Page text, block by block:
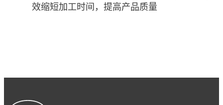
效缩短加工时间，提高产品质量